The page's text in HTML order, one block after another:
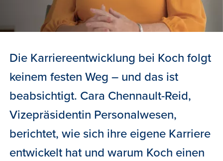
Die Karriereentwicklung bei Koch folgt
keinem festen Weg – und das ist
beabsichtigt. Cara Chennault-Reid,
Vizepräsidentin Personalwesen,
berichtet, wie sich ihre eigene Karriere
entwickelt hat und warum Koch einen